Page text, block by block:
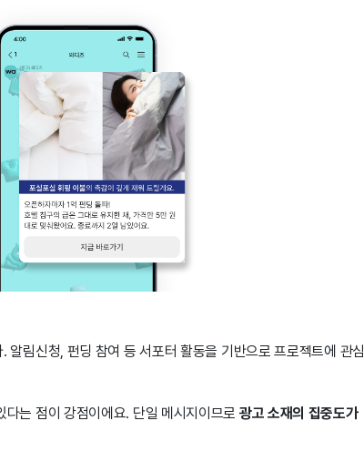
림신청, 펀딩 참여 등 서포터 활동을 기반으로 프로젝트에 관심
다는 점이 강점이에요. 단일 메시지이므로 광고 소재의 집중도가